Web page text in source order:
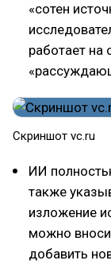
«сотен
работает на
Скриншот vc.ru
ИИ
также
изложение
можно
добавить